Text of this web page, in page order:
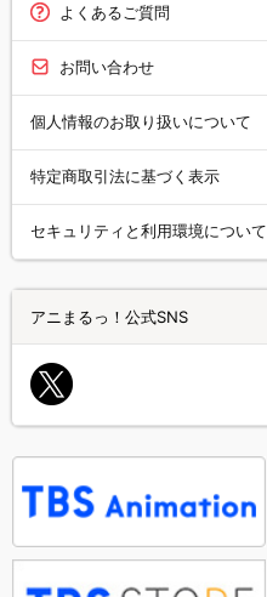
よくあるご質問
お問い合わせ
個人情報のお取り扱いについて
特定商取引法に基づく表示
セキュリティと利用環境について
アニまるっ！公式SNS